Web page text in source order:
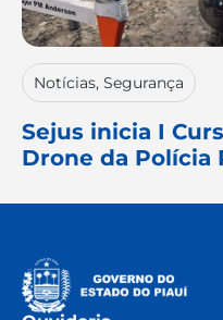
Notícias, Segurança
Sejus inicia I
Drone da Polícia